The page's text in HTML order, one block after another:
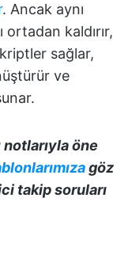
. Ancak aynı
ortadan kaldırır,
sağlar,
ve
öne
göz
takip soruları